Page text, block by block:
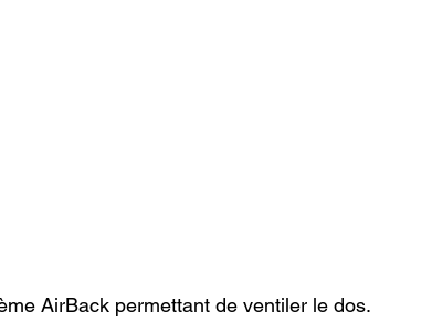
AirBack permettant de ventiler le dos.